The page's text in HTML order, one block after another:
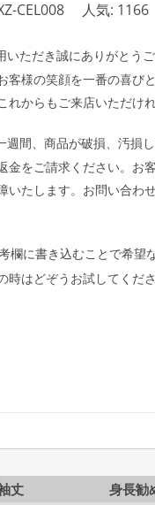
CEL008 人気: 1166
いただき誠にありがとう
客様の笑顔を一番の喜び
からもご来店いただけれ
週間、商品が破損、汚損
金をご請求ください。お
いたします。お問い合わ
欄に書き込むことで希
はどぞうお試してくださ
丈 身長勧